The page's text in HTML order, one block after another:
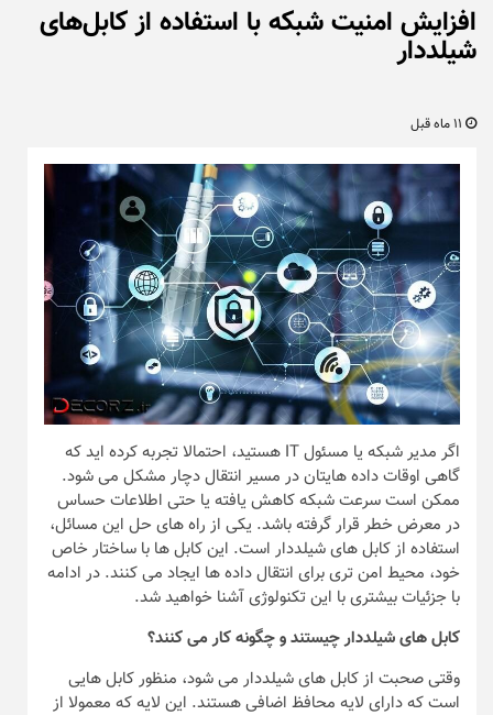
افزایش امنیت شبکه با استفاده از کابل‌های
شیلددار
اگر مدیر شبکه یا مسئول IT هستید، احتمالا تجربه کرده اید که
گاهی اوقات داده هایتان در مسیر انتقال دچار مشکل می شود.
ممکن است سرعت شبکه کاهش یافته یا حتی اطلاعات حساس
در معرض خطر قرار گرفته باشد. یکی از راه های حل این مسائل،
استفاده از کابل های شیلددار است. این کابل ها با ساختار خاص
خود، محیط امن تری برای انتقال داده ها ایجاد می کنند. در ادامه
با جزئیات بیشتری با این تکنولوژی آشنا خواهید شد.
کابل های شیلددار چیستند و چگونه کار می کنند؟
وقتی صحبت از کابل های شیلددار می شود، منظور کابل هایی
است که دارای لایه محافظ اضافی هستند. این لایه که معمولا از